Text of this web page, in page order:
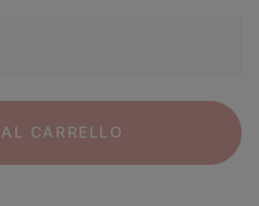
CARRELLO